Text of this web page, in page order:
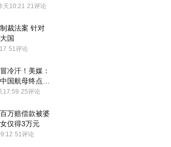
天10:21 21评论
裁法案 针对
国
51评论
冷汗！美媒：
国航母终点，
17:59 25评论
万赔偿款被婆
仅得3万元
51评论